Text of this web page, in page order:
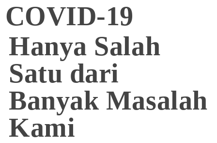
COVID-19
Hanya Salah
Satu dari
Banyak Masalah
Kami